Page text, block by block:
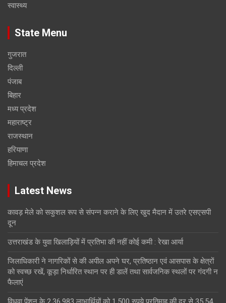
स्वास्थ्य
State Menu
गुजरात
दिल्ली
पंजाब
बिहार
मध्य प्रदेश
महाराष्ट्र
राजस्थान
हरियाणा
हिमाचल प्रदेश
Latest News
कावड़ मेले को सकुशल रूप से संपन्न कराने के लिए खुद मैदान में उतरे एसएसपी
दून
उत्तराखंड के युवा खिलाड़ियों में प्रतिभा की नहीं कोई कमी : रेखा आर्या
जिलाधिकारी ने नागरिकों से की अपील अपने घर, प्रतिष्ठान एवं आसपास के क्षेत्रों
को स्वच्छ रखें, कूड़ा निर्धारित स्थान पर ही डालें तथा सार्वजनिक स्थलों पर गंदगी न
फैलाएं